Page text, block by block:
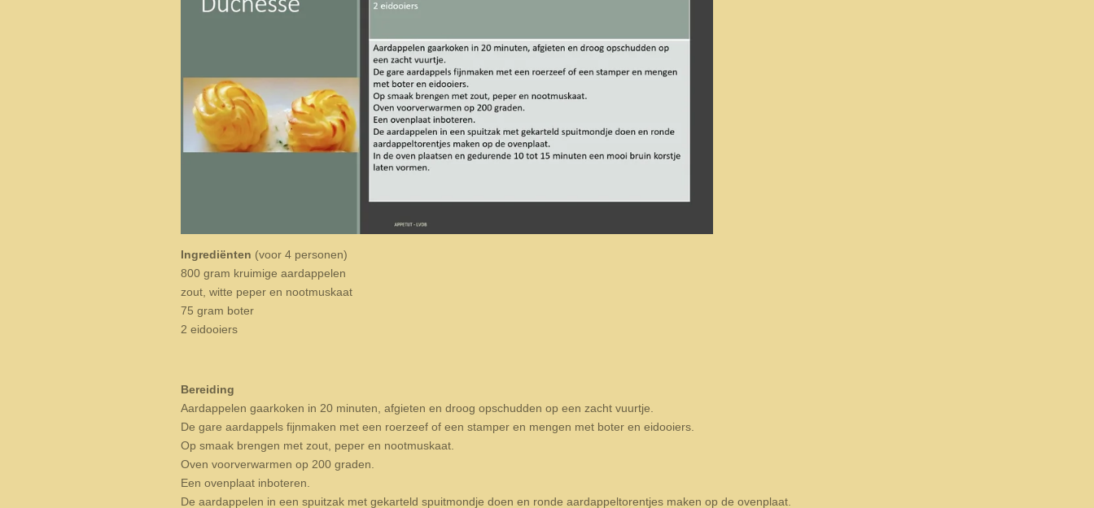
Ingrediënten (voor 4 personen)
800 gram kruimige aardappelen
zout, witte peper en nootmuskaat
75 gram boter
2 eidooiers
Bereiding
Aardappelen gaarkoken in 20 minuten, afgieten en droog opschudden op een zacht vuurtje.
De gare aardappels fijnmaken met een roerzeef of een stamper en mengen met boter en eidooiers.
Op smaak brengen met zout, peper en nootmuskaat.
Oven voorverwarmen op 200 graden.
Een ovenplaat inboteren.
De aardappelen in een spuitzak met gekarteld spuitmondje doen en ronde aardappeltorentjes maken op de ovenplaat.